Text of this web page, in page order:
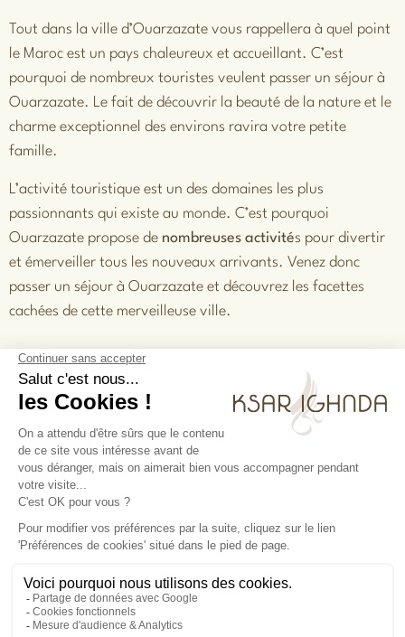
Tout dans la ville d’Ouarzazate vous rappellera à quel point
le Maroc est un pays chaleureux et accueillant. C’est
pourquoi de nombreux touristes veulent passer un séjour à
Ouarzazate. Le fait de découvrir la beauté de la nature et le
charme exceptionnel des environs ravira votre petite
famille.
L’activité touristique est un des domaines les plus
passionnants qui existe au monde. C’est pourquoi
Ouarzazate propose de nombreuses activités pour divertir
et émerveiller tous les nouveaux arrivants. Venez donc
passer un séjour à Ouarzazate et découvrez les facettes
cachées de cette merveilleuse ville.
PRÉCÉDENT
La région d’Ouarzazate en tant que centre économique
IGHNDA
GESTION DES COOKIES
Nous
Ait Ben
Haddou -
Instagram